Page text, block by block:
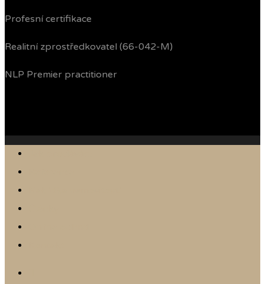
Profesní certifikace
Realitní zprostředkovatel (66-042-M)
NLP Premier practitioner